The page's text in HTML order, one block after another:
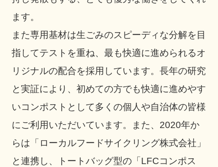
ます。
また専用基材は生ごみのスピーディな分解を目
指してテストを重ね、最も快適に進められるオ
リジナルの配合を採用しています。長年の研究
と実証により、初めての方でも快適に進めやす
いコンポストとして多くの個人や自治体の皆様
にご利用いただいています。また、2020年か
らは「ローカルフードサイクリング株式会社」
と連携し、トートバッグ型の「LFCコンポス